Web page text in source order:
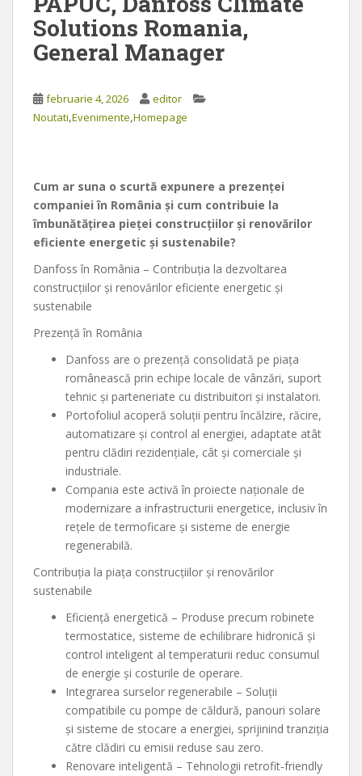
Solutions Romania,
General Manager
februarie 4, 2026
editor
Noutati,Evenimente,Homepage
Cum ar suna o scurtă expunere a prezenței
companiei în România și cum contribuie la
îmbunătățirea pieței construcțiilor și renovărilor
eficiente energetic și sustenabile?
Danfoss în România – Contribuția la dezvoltarea
construcțiilor și renovărilor eficiente energetic și
sustenabile
Prezență în România
Danfoss are o prezență consolidată pe piața
românească prin echipe locale de vânzări, suport
tehnic și parteneriate cu distribuitori și instalatori.
Portofoliul acoperă soluții pentru încălzire, răcire,
automatizare și control al energiei, adaptate atât
pentru clădiri rezidențiale, cât și comerciale și
industriale.
Compania este activă în proiecte naționale de
modernizare a infrastructurii energetice, inclusiv în
rețele de termoficare și sisteme de energie
regenerabilă.
Contribuția la piața construcțiilor și renovărilor
sustenabile
Eficiență energetică – Produse precum robinete
termostatice, sisteme de echilibrare hidronică și
control inteligent al temperaturii reduc consumul
de energie și costurile de operare.
Integrarea surselor regenerabile – Soluții
compatibile cu pompe de căldură, panouri solare
și sisteme de stocare a energiei, sprijinind tranziția
către clădiri cu emisii reduse sau zero.
Renovare inteligentă – Tehnologii retrofit‑friendly